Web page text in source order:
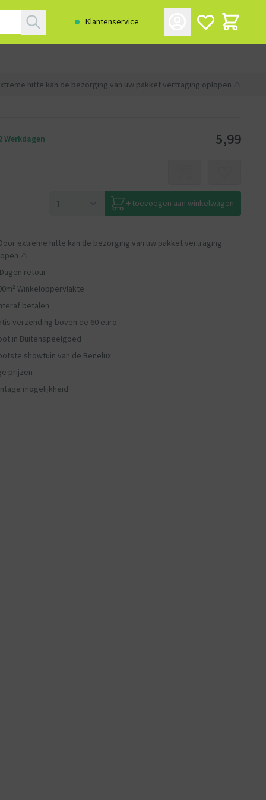
Klantenservice
hitte kan de bezorging van uw pakket vertraging oplopen ⚠️
Werkdagen 5,99
toevoegen aan winkelwagen
extreme hitte kan de bezorging van uw pakket vertraging
⚠️
retour
Winkeloppervlakte
betalen
verzending boven de 60 euro
in Buitenspeelgoed
showtuin van de Benelux
prijzen
mogelijkheid